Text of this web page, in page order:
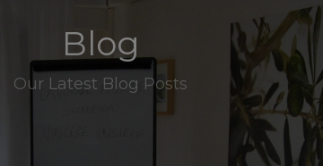
Blog
Our Latest Blog Posts